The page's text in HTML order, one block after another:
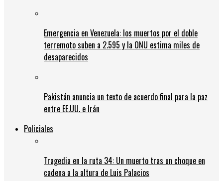
Emergencia en Venezuela: los muertos por el doble
terremoto suben a 2.595 y la ONU estima miles de
desaparecidos
Pakistán anuncia un texto de acuerdo final para la paz
entre EE.UU. e Irán
Policiales
Tragedia en la ruta 34: Un muerto tras un choque en
cadena a la altura de Luis Palacios